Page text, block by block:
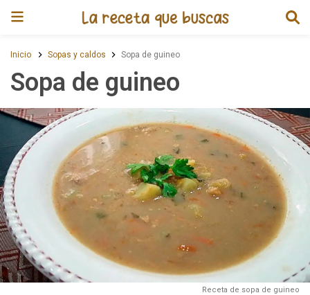
Inicio Sopas y caldos Sopa de guineo
Sopa de guineo
Receta de sopa de guineo